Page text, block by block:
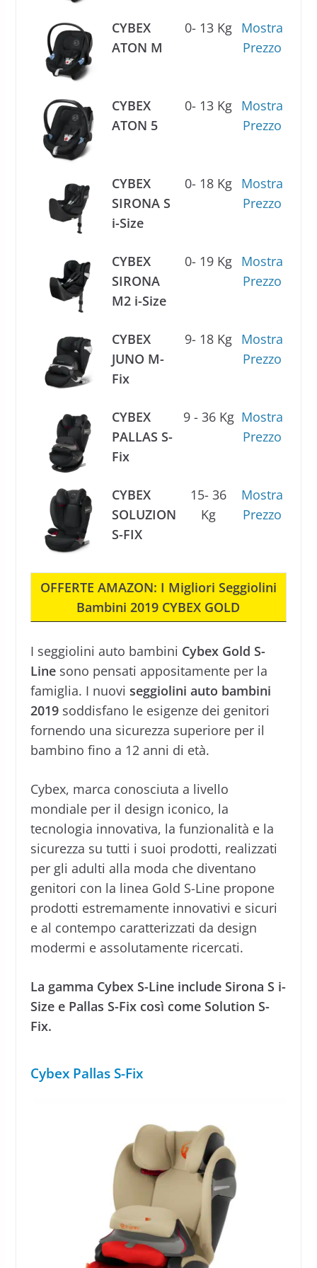
CYBEX
ATON M
0- 13 Kg Mostra
Prezzo
CYBEX
ATON 5
0- 13 Kg Mostra
Prezzo
CYBEX
SIRONA S
i-Size
0- 18 Kg Mostra
Prezzo
CYBEX
SIRONA
M2 i-Size
0- 19 Kg Mostra
Prezzo
CYBEX
JUNO M-
Fix
9- 18 Kg Mostra
Prezzo
CYBEX
PALLAS S-
Fix
9 - 36 Kg Mostra
Prezzo
CYBEX
SOLUZION
S-FIX
15- 36
Kg
Mostra
Prezzo
OFFERTE AMAZON: I Migliori Seggiolini
Bambini 2019 CYBEX GOLD
I seggiolini auto bambini Cybex Gold S-
Linesono pensati appositamente per la
famiglia. I nuovi seggiolini auto bambini
2019soddisfano le esigenze dei genitori
fornendo una sicurezza superiore per il
bambino fino a 12 anni di età.
Cybex, marca conosciuta a livello
mondiale per il design iconico, la
tecnologia innovativa, la funzionalità e la
sicurezza su tutti i suoi prodotti, realizzati
per gli adulti alla moda che diventano
genitori con la linea Gold S-Line propone
prodotti estremamente innovativi e sicuri
e al contempo caratterizzati da design
modermi e assolutamente ricercati.
La gamma Cybex S-Line include Sirona S i-
Size e Pallas S-Fix così come Solution S-
Fix.
Cybex Pallas S-Fix